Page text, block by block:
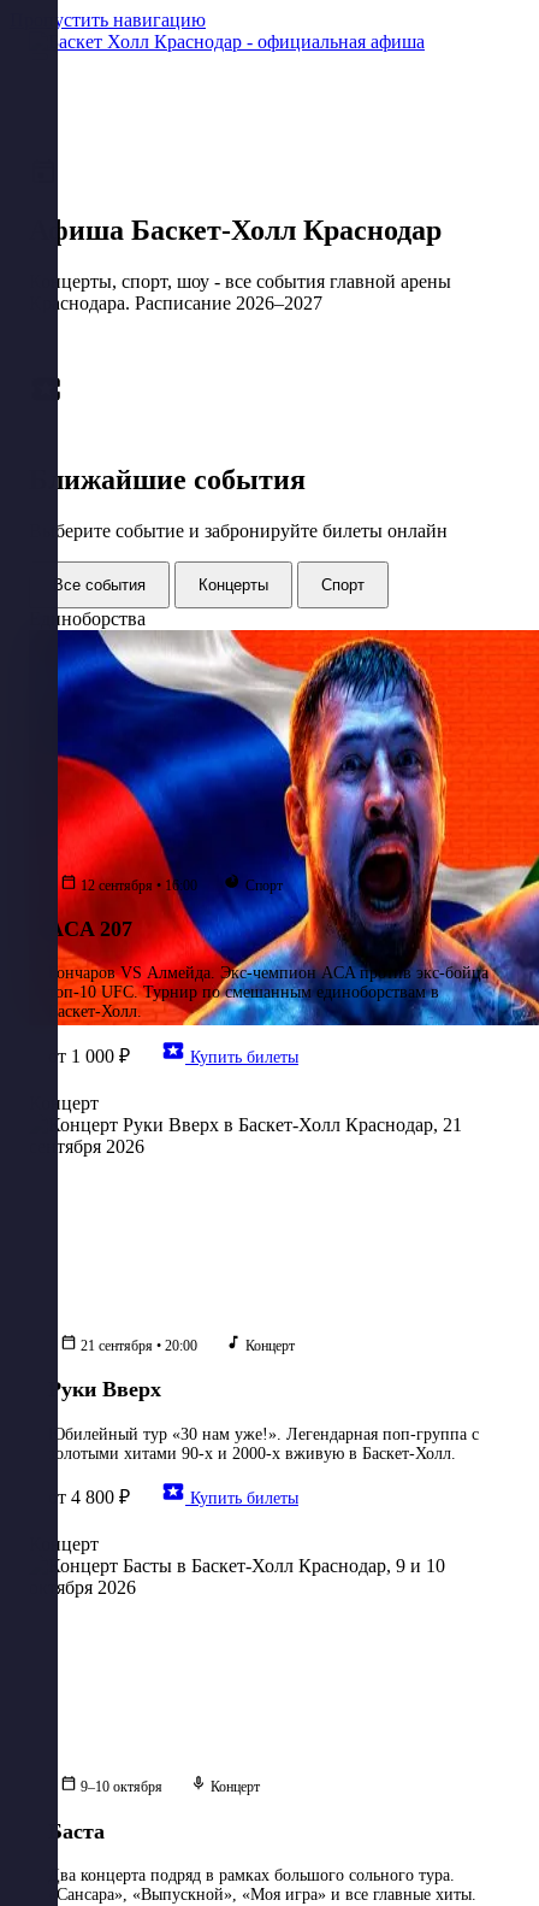
Пропустить навигацию
Афиша Баскет-Холл Краснодар
Концерты, спорт, шоу - все события главной арены
Краснодара. Расписание 2026–2027
Ближайшие события
Выберите событие и забронируйте билеты онлайн
Все события Концерты Спорт
Единоборства
12 сентября • 16:00 Спорт
ACA 207
Гончаров VS Алмейда. Экс-чемпион ACA против экс-бойца
топ-10 UFC. Турнир по смешанным единоборствам в
Баскет-Холл.
от 1 000 ₽ Купить билеты
Концерт
21 сентября • 20:00 Концерт
Руки Вверх
Юбилейный тур «30 нам уже!». Легендарная поп-группа с
золотыми хитами 90-х и 2000-х вживую в Баскет-Холл.
от 4 800 ₽ Купить билеты
Концерт
9–10 октября Концерт
Баста
Два концерта подряд в рамках большого сольного тура.
«Сансара», «Выпускной», «Моя игра» и все главные хиты.